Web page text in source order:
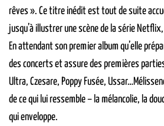
rêves ». Ce titre inédit est tout de suite
jusqu’à illustrer une scène de la série
En attendant son premier album qu’elle
des concerts et assure des premières
Ultra, Czesare, Poppy Fusée,
de ce qui lui ressemble – la mélancolie, la
qui enveloppe.